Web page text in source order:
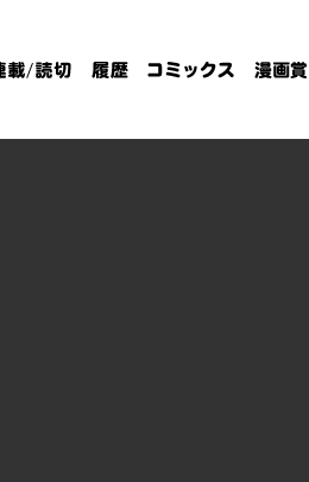
載/読切 履歴 コミックス 漫画賞